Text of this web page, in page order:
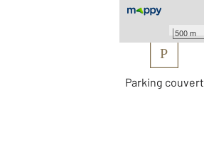
500 m
P
Parking couvert